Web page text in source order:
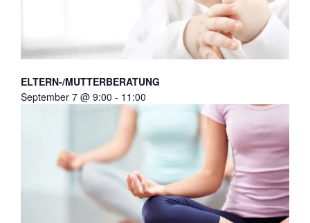
ELTERN-/MUTTERBERATUNG
September 7 @ 9:00 - 11:00